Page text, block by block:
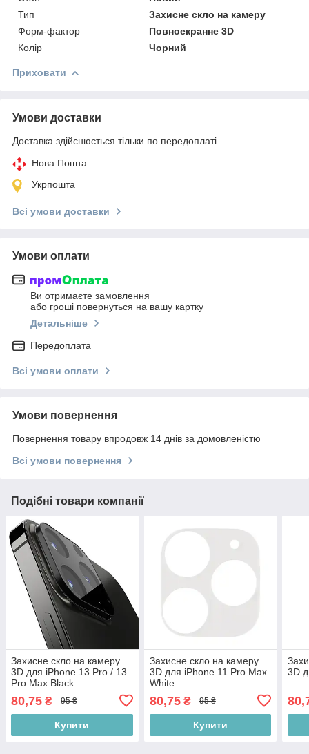
Тип
Захисне скло на камеру
Форм-фактор
Повноекранне 3D
Колір
Чорний
Приховати
Умови доставки
Доставка здійснюється тільки по передоплаті.
Нова Пошта
Укрпошта
Всі умови доставки
Умови оплати
Ви отримаєте замовлення
або гроші повернуться на вашу картку
Детальніше
Передоплата
Всі умови оплати
Умови повернення
Повернення товару впродовж 14 днів за домовленістю
Всі умови повернення
Подібні товари компанії
Захисне скло на камеру
3D для iPhone 13 Pro / 13
Pro Max Black
80,75 ₴ 95 ₴
Купити
Захисне скло на камеру
3D для iPhone 11 Pro Max
White
80,75₴ 95 ₴
Купити
3D